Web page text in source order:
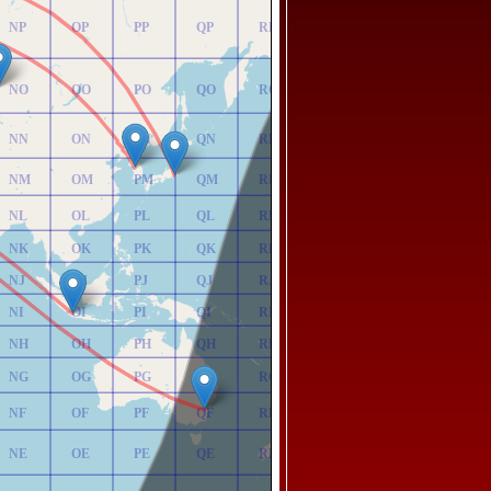
NE
NF
NG
NH
NI
NJ
NK
NL
NM
NN
NO
NP
OE
OF
OG
OH
OI
OJ
OK
OL
OM
ON
OO
OP
PE
PF
PG
PH
PI
PJ
PK
PL
PM
PN
PO
PP
QE
QF
QG
QH
QI
QJ
QK
QL
QM
QN
QO
QP
RE
RF
RG
RH
RI
RJ
RK
RL
RM
RN
RO
RP